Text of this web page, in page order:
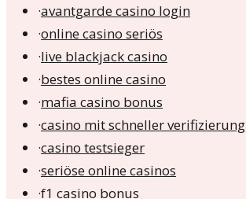
·avantgarde casino login
·online casino seriös
·live blackjack casino
·bestes online casino
·mafia casino bonus
·casino mit schneller verifizierung
·casino testsieger
·seriöse online casinos
·f1 casino bonus